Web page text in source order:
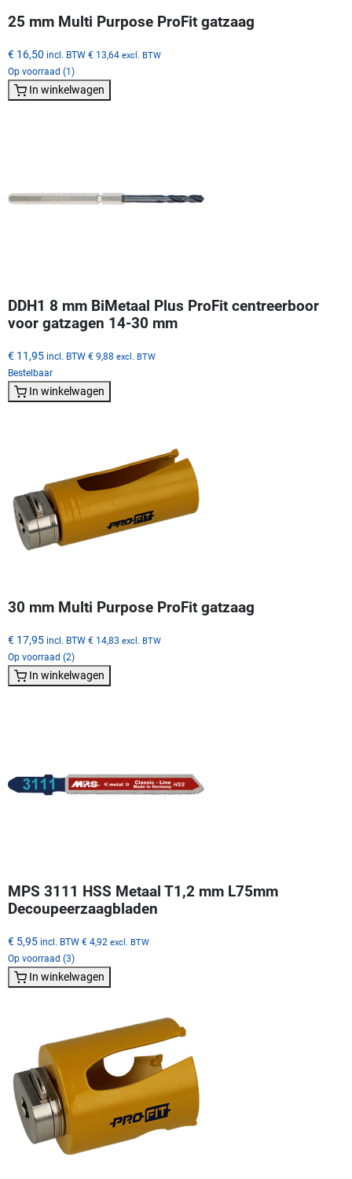
25 mm Multi Purpose ProFit gatzaag
€ 16,50 incl. BTW € 13,64 excl. BTW
Op voorraad (1)
In winkelwagen
DDH1 8 mm BiMetaal Plus ProFit centreerboor
voor gatzagen 14-30 mm
€ 11,95 incl. BTW € 9,88 excl. BTW
Bestelbaar
In winkelwagen
30 mm Multi Purpose ProFit gatzaag
€ 17,95 incl. BTW € 14,83 excl. BTW
Op voorraad (2)
In winkelwagen
MPS 3111 HSS Metaal T1,2 mm L75mm
Decoupeerzaagbladen
€ 5,95 incl. BTW € 4,92 excl. BTW
Op voorraad (3)
In winkelwagen